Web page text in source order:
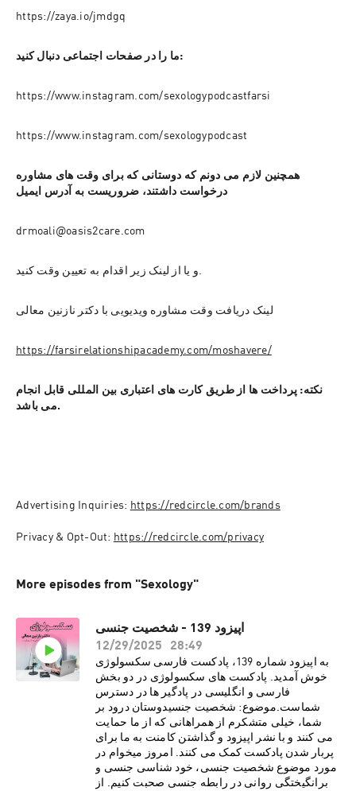
https://zaya.io/jmdgq
ما را در صفحات اجتماعی دنبال کنید:
https://www.instagram.com/sexologypodcastfarsi
https://www.instagram.com/sexologypodcast
همچنین لازم می دونم که دوستانی که برای وقت های مشاوره
درخواست داشتند، ضروریست به آدرس ایمیل
drmoali@oasis2care.com
و یا از لینک زیر اقدام به تعیین وقت کنید.
لینک دریافت وقت مشاوره ویدیویی با دکتر نازنین معالی
https://farsirelationshipacademy.com/moshavere/
نکته: پرداخت ها از طریق کارت های اعتباری بین المللی قابل انجام
می باشد.
Advertising Inquiries: https://redcircle.com/brands
Privacy & Opt-Out: https://redcircle.com/privacy
More episodes from "Sexology"
اپیزود 139 - شخصیت جنسی
12/29/2025
28:49
به اپیزود شماره 139، پادکست فارسی سکسولوژی
خوش آمدید. پادکست های سکسولوژی در دو بخش
فارسی و انگلیسی در پادگیر ها در دسترس
شماست.موضوع: شخصیت جنسیدوستان درود بر
شما، خیلی متشکرم از همراهانی که از ما حمایت
می کنند و با نشر اپیزود و گذاشتن کامنت به ما برای
پربار شدن پادکست کمک می کنند. امروز میخوام در
مورد موضوع شخصیت جنسی، خود شناسی جنسی و
برانگیختگی روانی در رابطه جنسی صحبت کنیم. از